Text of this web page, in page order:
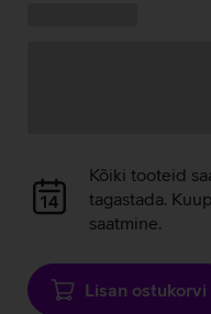
Andmete
laadimine
Kõiki tooteid
tagastada.
saatmine.
Lisan ostukorvi